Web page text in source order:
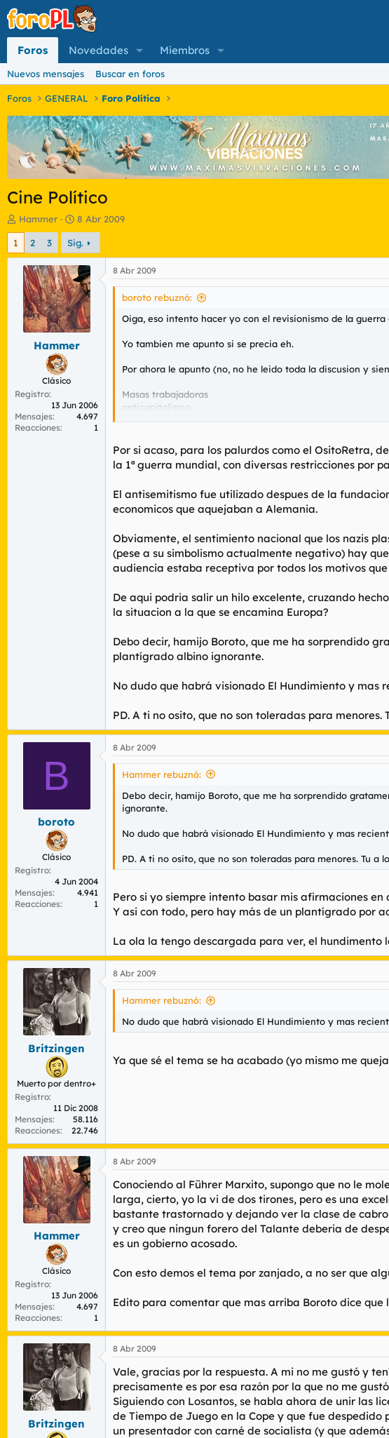
Foros Novedades Miembros
Nuevos mensajes Buscar en foros
Foros GENERAL Foro Política
Cine Político
I
n
c
a
d
o
d
m
Hammer
F
e
c
h
a
d
e
i
n
i
c
8 Abr 2009
1 2 3 Sig.
Hammer
Clásico
Registro
13 Jun 2006
Mensajes
4.697
Reacciones
1
8 Abr 2009
boroto rebuznó:
Oiga, eso intento hacer yo con el revisionismo de la
Yo tambien me apunto si se precia eh.
Por ahora le apunto (no, no he leido toda la discusion y
Masas trabajadoras
anticapitalismo
antisemitismo
AUDIENCIA DISPUESTA A DEJARSE ATRAER
POQUISIMA LEGITIMIDAD DE WEIMAR
Revanchismo Versalles-sentimiento nacional
Por si acaso, para los palurdos como el OsitoRetra,
la 1ª guerra mundial, con diversas restricciones por
El antisemitismo fue utilizado despues de la
economicos que aquejaban a Alemania.
Obviamente, el sentimiento nacional que los nazis
(pese a su simbolismo actualmente negativo) hay
audiencia estaba receptiva por todos los motivos
De aqui podria salir un hilo excelente, cruzando
la situacion a la que se encamina Europa?
Debo decir, hamijo Boroto, que me ha sorprendido
plantígrado albino ignorante.
No dudo que habrá visionado El Hundimiento y mas
PD. A ti no osito, que no son toleradas para menores.
B
boroto
Clásico
Registro
4 Jun 2004
Mensajes
4.941
Reacciones
1
8 Abr 2009
Hammer rebuznó:
Debo decir, hamijo Boroto, que me ha sorprendido
ignorante.
No dudo que habrá visionado El Hundimiento y mas
PD. A ti no osito, que no son toleradas para menores. Tu a
Pero si yo siempre intento basar mis afirmaciones
Y asi con todo, pero hay más de un plantígrado por
La ola la tengo descargada para ver, el hundimento
Britzingen
Muerto por dentro+
Registro
11 Dic 2008
Mensajes
58.116
Reacciones
22.746
8 Abr 2009
Hammer rebuznó:
No dudo que habrá visionado El Hundimiento y mas
Ya que sé el tema se ha acabado (yo mismo me
Hammer
Clásico
Registro
13 Jun 2006
Mensajes
4.697
Reacciones
1
8 Abr 2009
Conociendo al Führer Marxito, supongo que no le
larga, cierto, yo la vi de dos tirones, pero es una
bastante trastornado y dejando ver la clase de
y creo que ningun forero del Talante deberia de
es un gobierno acosado.
Con esto demos el tema por zanjado, a no ser que
Edito para comentar que mas arriba Boroto dice
Britzingen
8 Abr 2009
Vale, gracias por la respuesta. A mi no me gustó y
precisamente es por esa razón por la que no me
Siguiendo con Losantos, se habla ahora de unir las
de Tiempo de Juego en la Cope y que fue
un presentador con carné de socialista (y que